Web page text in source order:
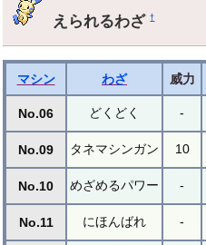
えられるわざ†
マシン わざ 威力
No.06 どくどく -
No.09 タネマシンガン 10
No.10 めざめるパワー -
No.11 にほんばれ -